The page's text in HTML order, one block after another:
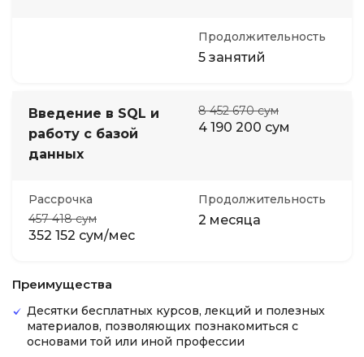
Продолжительность
5 занятий
Введение в SQL и
работу с базой
данных
8 452 670 сум
4 190 200 сум
Рассрочка
457 418 сум
352 152 сум/мес
Продолжительность
2 месяца
Преимущества
Десятки бесплатных курсов, лекций и полезных
материалов, позволяющих познакомиться с
основами той или иной профессии